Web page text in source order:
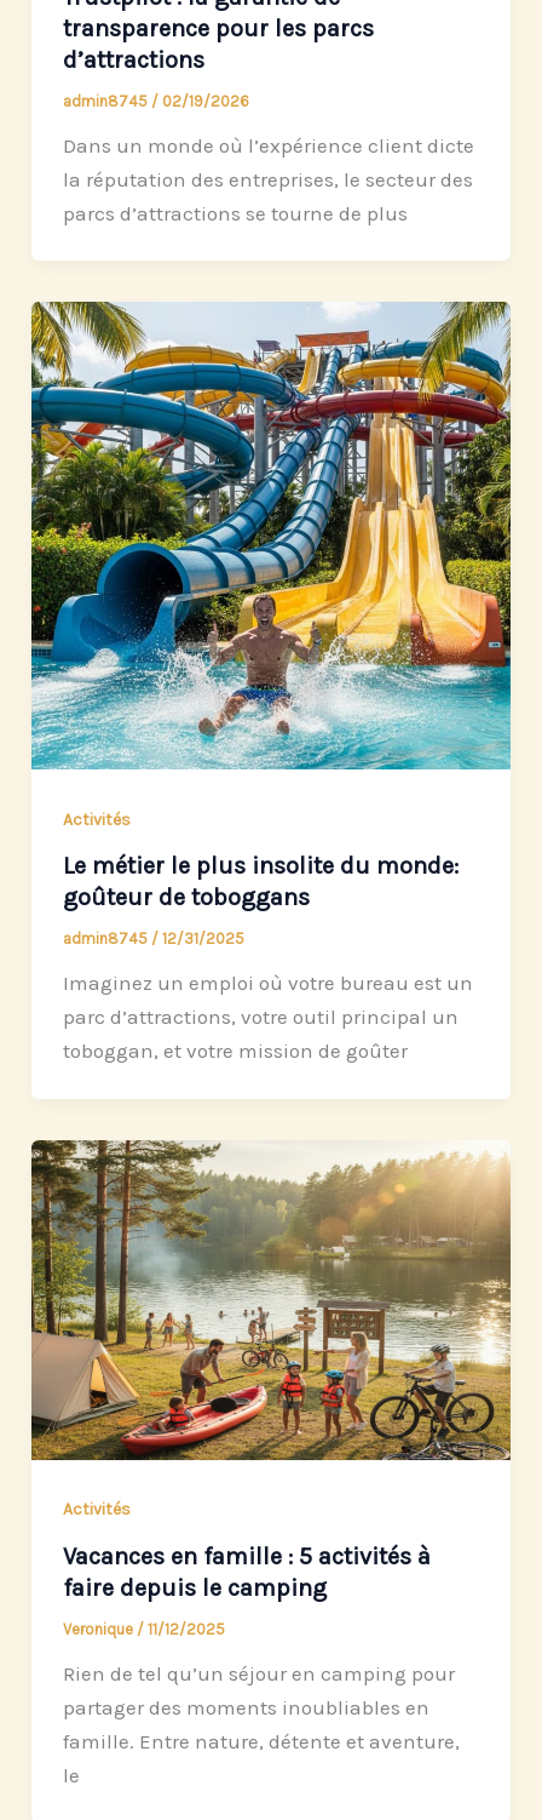
transparence pour les parcs
d’attractions
admin8745 / 02/19/2026
Dans un monde où l’expérience client dicte
la réputation des entreprises, le secteur des
parcs d’attractions se tourne de plus
Activités
Le métier le plus insolite du monde:
goûteur de toboggans
admin8745 / 12/31/2025
Imaginez un emploi où votre bureau est un
parc d’attractions, votre outil principal un
toboggan, et votre mission de goûter
Activités
Vacances en famille : 5 activités à
faire depuis le camping
Veronique / 11/12/2025
Rien de tel qu’un séjour en camping pour
partager des moments inoubliables en
famille. Entre nature, détente et aventure,
le